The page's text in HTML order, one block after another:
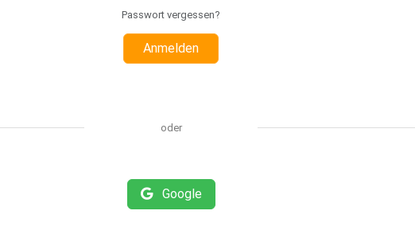
Passwort vergessen?
Anmelden
oder
Google